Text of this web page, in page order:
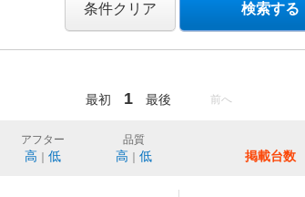
条件クリア 検索する
前へ
最初 1 最後
アフター
高 低
品質
高 低 掲載台数